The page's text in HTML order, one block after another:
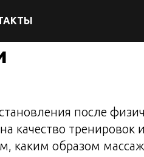
после
качество тренировок
каким образом